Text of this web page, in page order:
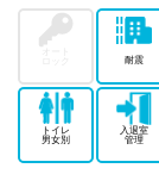
耐震
トイレ
男女別
入退室
管理